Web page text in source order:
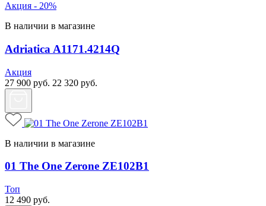
Акция - 20%
В наличии в магазине
Adriatica A1171.4214Q
Акция
27 900 руб. 22 320 руб.
В наличии в магазине
01 The One Zerone ZE102B1
Топ
12 490 руб.